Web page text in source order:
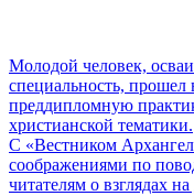
Молодой человек,
специальность, прошел
преддипломную
христианской тематики.
С «Вестником
соображениями по
читателям о взглядах